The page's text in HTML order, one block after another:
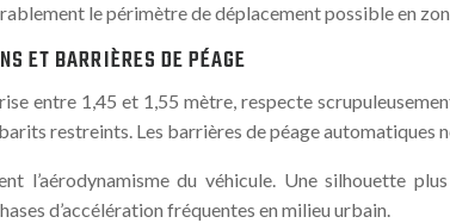
le périmètre de déplacement possible en
ET BARRIÈRES DE PÉAGE
entre 1,45 et 1,55 mètre, respecte
restreints. Les barrières de péage
l’aérodynamisme du véhicule. Une silhouette
d’accélération fréquentes en milieu urbain.